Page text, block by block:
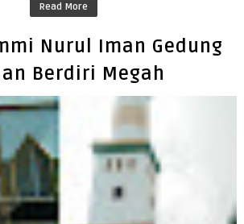
Read More
Nurul Iman Gedung
Berdiri Megah